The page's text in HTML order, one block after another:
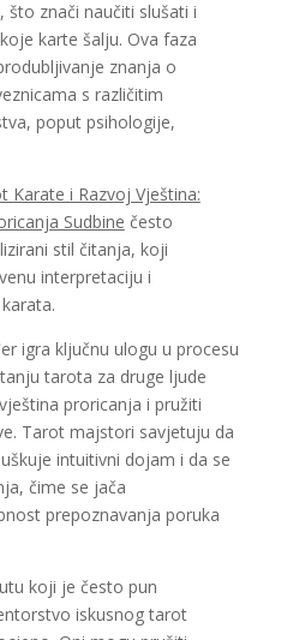
znači naučiti slušati i
karte šalju. Ova faza
znanja o
s različitim
poput psihologije,
Karate i Razvoj Vještina:
Sudbine često
stil čitanja, koji
interpretaciju i
igra ključnu ulogu u procesu
tarota za druge ljude
proricanja i pružiti
Tarot majstori savjetuju da
intuitivni dojam i da se
čime se jača
prepoznavanja poruka
koji je često pun
iskusnog tarot